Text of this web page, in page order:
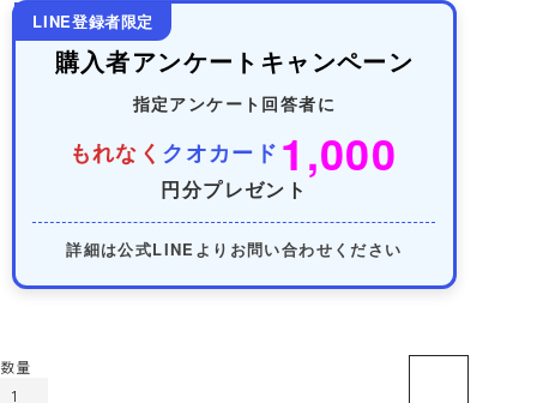
LINE登録者限定
購入者アンケートキャンペーン
指定アンケート回答者に
もれなく クオカード 1,000
円分プレゼント
詳細は公式LINEよりお問い合わせください